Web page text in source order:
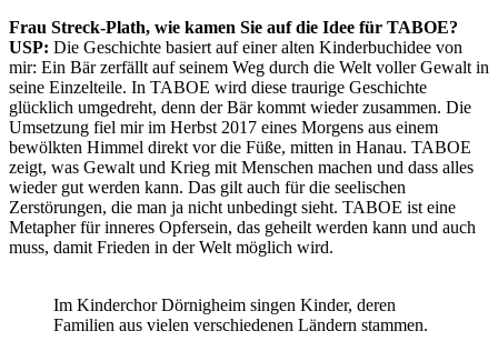
Frau Streck-Plath, wie kamen Sie auf die Idee für TABOE?
USP: Die Geschichte basiert auf einer alten Kinderbuchidee von
mir: Ein Bär zerfällt auf seinem Weg durch die Welt voller Gewalt in
seine Einzelteile. In TABOE wird diese traurige Geschichte
glücklich umgedreht, denn der Bär kommt wieder zusammen. Die
Umsetzung fiel mir im Herbst 2017 eines Morgens aus einem
bewölkten Himmel direkt vor die Füße, mitten in Hanau. TABOE
zeigt, was Gewalt und Krieg mit Menschen machen und dass alles
wieder gut werden kann. Das gilt auch für die seelischen
Zerstörungen, die man ja nicht unbedingt sieht. TABOE ist eine
Metapher für inneres Opfersein, das geheilt werden kann und auch
muss, damit Frieden in der Welt möglich wird.
Im Kinderchor Dörnigheim singen Kinder, deren
Familien aus vielen verschiedenen Ländern stammen.